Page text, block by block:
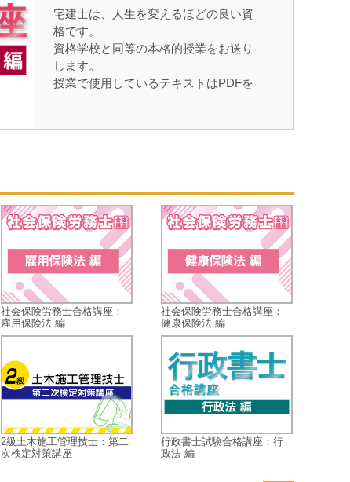
宅建士は、人生を変えるほどの良い資
格です。
資格学校と同等の本格的授業をお送り
します。
授業で使用しているテキストはPDFを
社会保険労務士合格講座：
雇用保険法 編
2級土木施工管理技士：第二
次検定対策講座
社会保険労務士合格講座：
健康保険法 編
行政書士試験合格講座：行
政法 編